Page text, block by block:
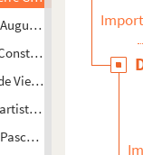
et Jules, docteur
Joseph César
Vieuxglise, peintre
graveur
François Joseph,